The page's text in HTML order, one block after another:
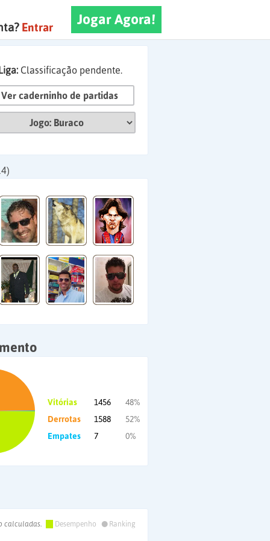
Jogar Agora!
Entrar
Classificação pendente.
Ver caderninho de partidas
Vitórias 1456
48%
Derrotas
1588
52%
Empates
7 0%
calculadas. Desempenho •
Ranking